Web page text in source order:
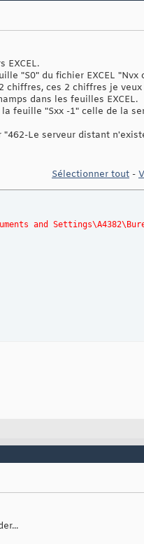
EXCEL.
"S0" du fichier EXCEL "Nvx
chiffres, ces 2 chiffres je
dans les feuilles EXCEL.
feuille "Sxx -1" celle de la
Le serveur distant
Sélectionner tout -
and